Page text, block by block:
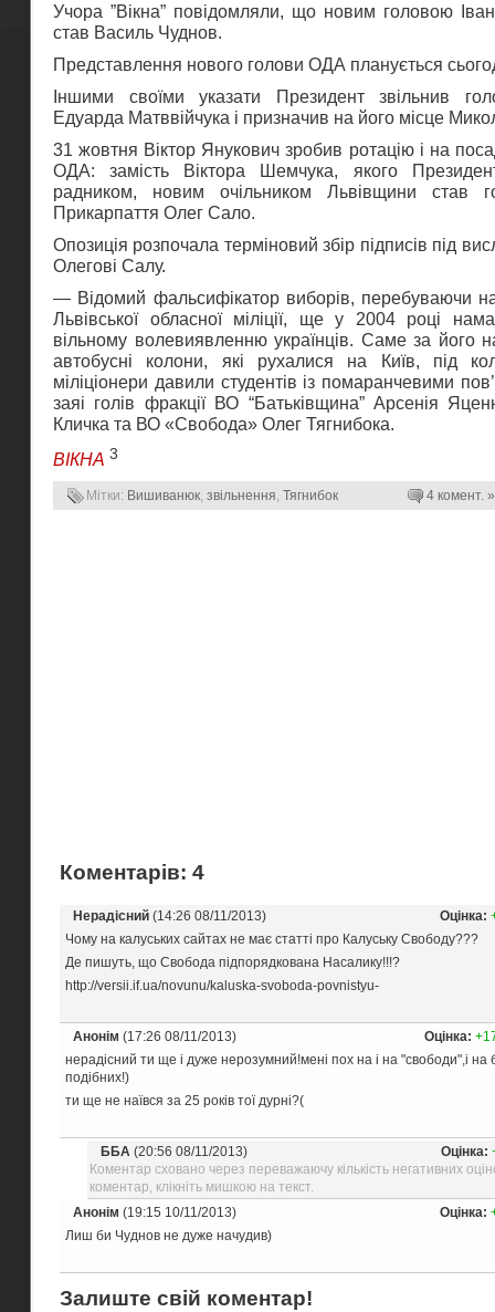
Учора ”Вікна” повідомляли, що новим головою
став Василь Чуднов.
Представлення нового голови ОДА планується
Іншими своїми указати Президент звільнив
Едуарда Матввійчука і призначив на його місце
31 жовтня Віктор Янукович зробив ротацію і на
ОДА: замість Віктора Шемчука, якого
радником, новим очільником Львівщини став
Прикарпаття Олег Сало.
Опозиція розпочала терміновий збір підписів під
Олегові Салу.
— Відомий фальсифікатор виборів, перебуваючи
Львівської обласної міліції, ще у 2004 році
вільному волевиявленню українців. Саме за його
автобусні колони, які рухалися на Київ, під
міліціонери давили студентів із помаранчевими
заяі голів фракції ВО “Батьківщина” Арсенія
Кличка та ВО «Свобода» Олег Тягнибока.
ВІКНА 3
Мітки: Вишиванюк, звільнення, Тягнибок 4 комент. »
Коментарів: 4
Нерадісний (14:26 08/11/2013) Оцінка:
Чому на калуських сайтах не має статті про Калуську Свободу???
Де пишуть, що Свобода підпорядкована Насалику!!!?
http://versii.if.ua/novunu/kaluska-svoboda-povnistyu-
Анонім (17:26 08/11/2013) Оцінка:
нерадісний ти ще і дуже нерозумний!мені пох на і на "свободи",і на
подібних!)
ти ще не наївся за 25 років тої дурні?(
ББА (20:56 08/11/2013) Оцінка:
Коментар сховано через переважаючу кількість негативних
коментар, клікніть мишкою на текст.
Анонім (19:15 10/11/2013) Оцінка:
Лиш би Чуднов не дуже начудив)
Залиште свій коментар!